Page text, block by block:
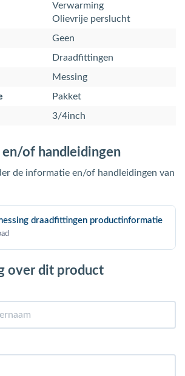
Verwarming
Olievrije perslucht
Geen
Draadfittingen
Messing
Pakket
3/4inch
en/of handleidingen
de informatie en/of handleidingen van
draadfittingen productinformatie
over dit product